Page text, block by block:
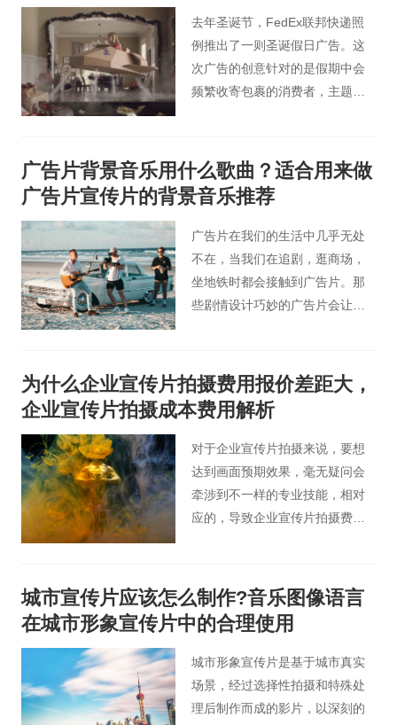
去年圣诞节，FedEx联邦快递照
例推出了一则圣诞假日广告。这
次广告的创意针对的是假期中会
频繁收寄包裹的消费者，主题延
广告片背景音乐用什么歌曲？适合用来做
广告片宣传片的背景音乐推荐
广告片在我们的生活中几乎无处
不在，当我们在追剧，逛商场，
坐地铁时都会接触到广告片。那
些剧情设计巧妙的广告片会让人
让人感觉很舒服，从而产生记忆
点。
为什么企业宣传片拍摄费用报价差距大，
企业宣传片拍摄成本费用解析
对于企业宣传片拍摄来说，要想
达到画面预期效果，毫无疑问会
牵涉到不一样的专业技能，相对
应的，导致企业宣传片拍摄费用
片价格为事例，为您进行不同形
式广告片拍摄成本费用解析。
城市宣传片应该怎么制作?音乐图像语言
在城市形象宣传片中的合理使用
城市形象宣传片是基于城市真实
场景，经过选择性拍摄和特殊处
理后制作而成的影片，以深刻的